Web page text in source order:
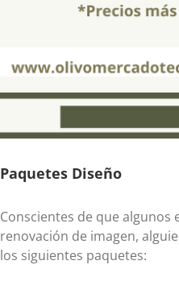
Paquetes Diseño
Conscientes de que
renovación de imagen,
los siguientes paquetes: